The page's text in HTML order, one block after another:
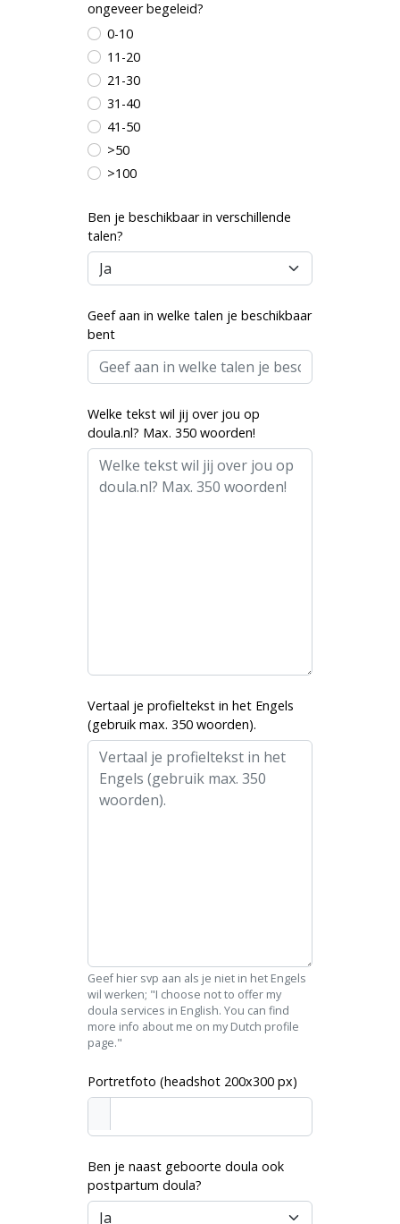
ongeveer begeleid?
0-10
11-20
21-30
31-40
41-50
>50
>100
Ben je beschikbaar in verschillende
talen?
Geef aan in welke talen je beschikbaar
bent
Welke tekst wil jij over jou op
doula.nl? Max. 350 woorden!
Vertaal je profieltekst in het Engels
(gebruik max. 350 woorden).
Geef hier svp aan als je niet in het Engels
wil werken; "I choose not to offer my
doula services in English. You can find
more info about me on my Dutch profile
page."
Portretfoto (headshot 200x300 px)
Ben je naast geboorte doula ook
postpartum doula?